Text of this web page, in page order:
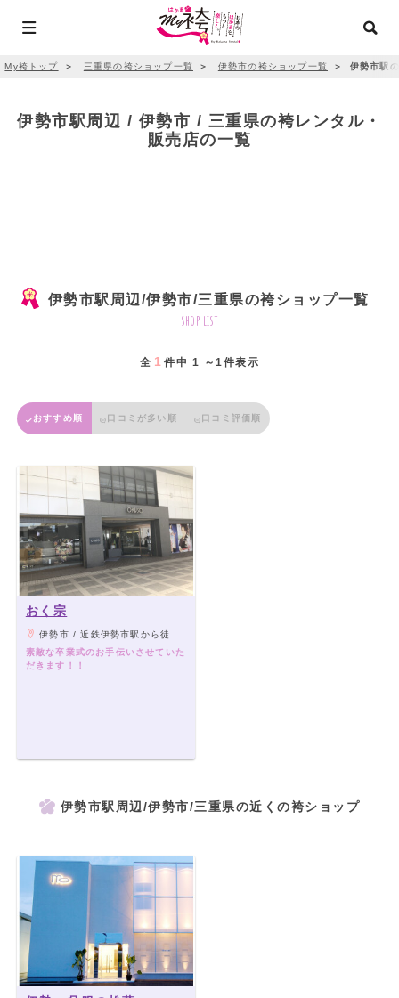
My袴トップ ＞ 三重県の袴ショップ一覧 ＞ 伊勢市の袴ショップ一覧 ＞ 伊勢市駅
伊勢市駅周辺 / 伊勢市 / 三重県の袴レンタル・
販売店の一覧
伊勢市駅周辺/伊勢市/三重県の袴ショップ一覧
shop list
全 1 件中 1 ～1件表示
おすすめ順 口コミが多い順 口コミ評価順
おく宗
伊勢市 / 近鉄伊勢市駅から徒歩１５分 近鉄宮町駅から徒歩10分
素敵な卒業式のお手伝いさせていた
だきます！！
伊勢市駅周辺/伊勢市/三重県の近くの袴ショップ